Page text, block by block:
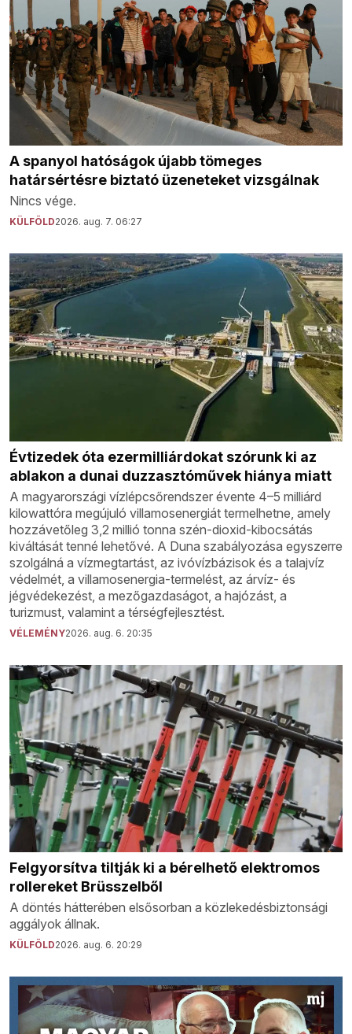
A spanyol hatóságok újabb tömeges
határsértésre biztató üzeneteket vizsgálnak
Nincs vége.
KÜLFÖLD2026. aug. 7. 06:27
Évtizedek óta ezermilliárdokat szórunk ki az
ablakon a dunai duzzasztóművek hiánya miatt
A magyarországi vízlépcsőrendszer évente 4–5 milliárd
kilowattóra megújuló villamosenergiát termelhetne, amely
hozzávetőleg 3,2 millió tonna szén-dioxid-kibocsátás
kiváltását tenné lehetővé. A Duna szabályozása egyszerre
szolgálná a vízmegtartást, az ivóvízbázisok és a talajvíz
védelmét, a villamosenergia-termelést, az árvíz- és
jégvédekezést, a mezőgazdaságot, a hajózást, a
turizmust, valamint a térségfejlesztést.
VÉLEMÉNY2026. aug. 6. 20:35
Felgyorsítva tiltják ki a bérelhető elektromos
rollereket Brüsszelből
A döntés hátterében elsősorban a közlekedésbiztonsági
aggályok állnak.
KÜLFÖLD2026. aug. 6. 20:29